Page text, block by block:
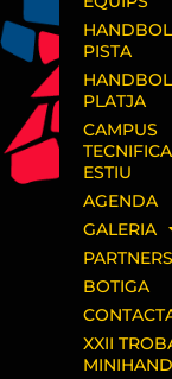
HANDBOL
PISTA
HANDBOL
PLATJA
CAMPUS
ESTIU
AGENDA
GALERIA
BOTIGA
XXII